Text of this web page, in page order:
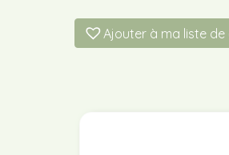
Ajouter à ma liste de